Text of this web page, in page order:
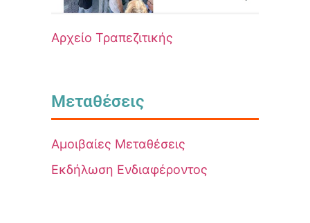
Αρχείο Τραπεζιτικής
Μεταθέσεις
Αμοιβαίες Μεταθέσεις
Εκδήλωση Ενδιαφέροντος